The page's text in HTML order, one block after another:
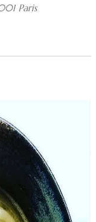
Paris